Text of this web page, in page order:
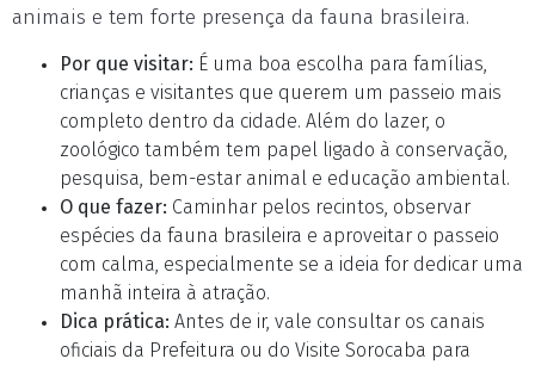
animais e tem forte presença da fauna brasileira.
Por que visitar: É uma boa escolha para famílias,
crianças e visitantes que querem um passeio mais
completo dentro da cidade. Além do lazer, o
zoológico também tem papel ligado à conservação,
pesquisa, bem-estar animal e educação ambiental.
O que fazer: Caminhar pelos recintos, observar
espécies da fauna brasileira e aproveitar o passeio
com calma, especialmente se a ideia for dedicar uma
manhã inteira à atração.
Dica prática: Antes de ir, vale consultar os canais
oficiais da Prefeitura ou do Visite Sorocaba para